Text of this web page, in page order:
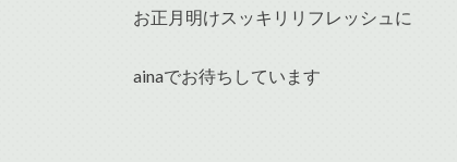
お正月明けスッキリリフレッシュに
ainaでお待ちしています